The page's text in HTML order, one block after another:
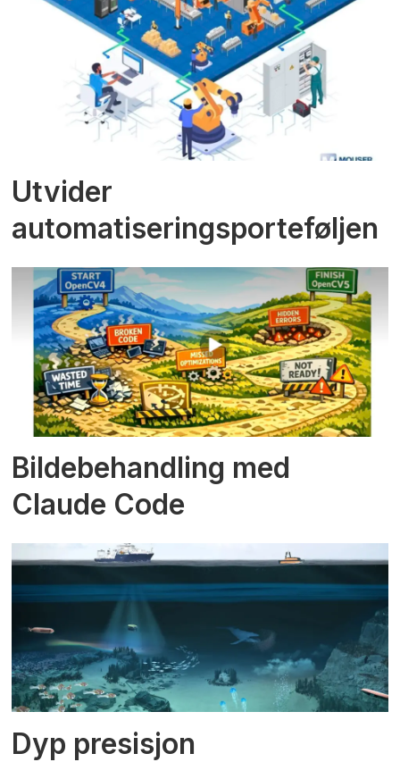
Utvider
automatiseringsporteføljen
Bildebehandling med
Claude Code
Dyp presisjon